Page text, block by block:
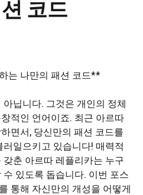
코드
는 나만의 패션 코드**
닙니다. 그것은 개인의 정체
적인 언어이죠. 최근 아르따
면서, 당신만의 패션 코드를
일으키고 있습니다! 매력적
춘 아르따 레플리카는 누구
있도록 돕습니다. 이번 포스
통해 자신만의 개성을 어떻게